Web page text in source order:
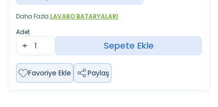
Daha Fazla LAVABO BATARYALARI
Adet
Sepete Ekle
Favoriye Ekle Paylaş